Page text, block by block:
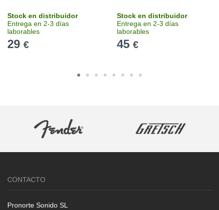
Stock en distribuidor
Entrega en 2-3 días
laborables
29 €
Stock en distribuidor
Entrega en 2-3 días
laborables
45 €
CONTACTO
Pronorte Sonido SL